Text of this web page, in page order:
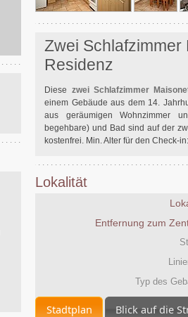
Zwei Schlafzimmer
Residenz
Diese zwei Schlafzimmer
einem Gebäude aus dem 14.
aus geräumigen Wohnzimmer
begehbare) und Bad sind auf der
kostenfrei. Min. Alter für den Check-
Lokalität
Entfernung zum
Typ des
Stadtplan Blick auf die